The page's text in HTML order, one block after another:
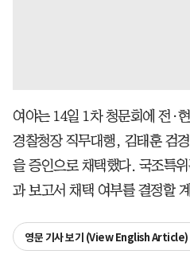
여야는 14일 1차 청문회에 전·
경찰청장 직무대행, 김태훈 검
을 증인으로 채택했다. 국조특
과 보고서 채택 여부를 결정할
영문 기사 보기 (View English Article)